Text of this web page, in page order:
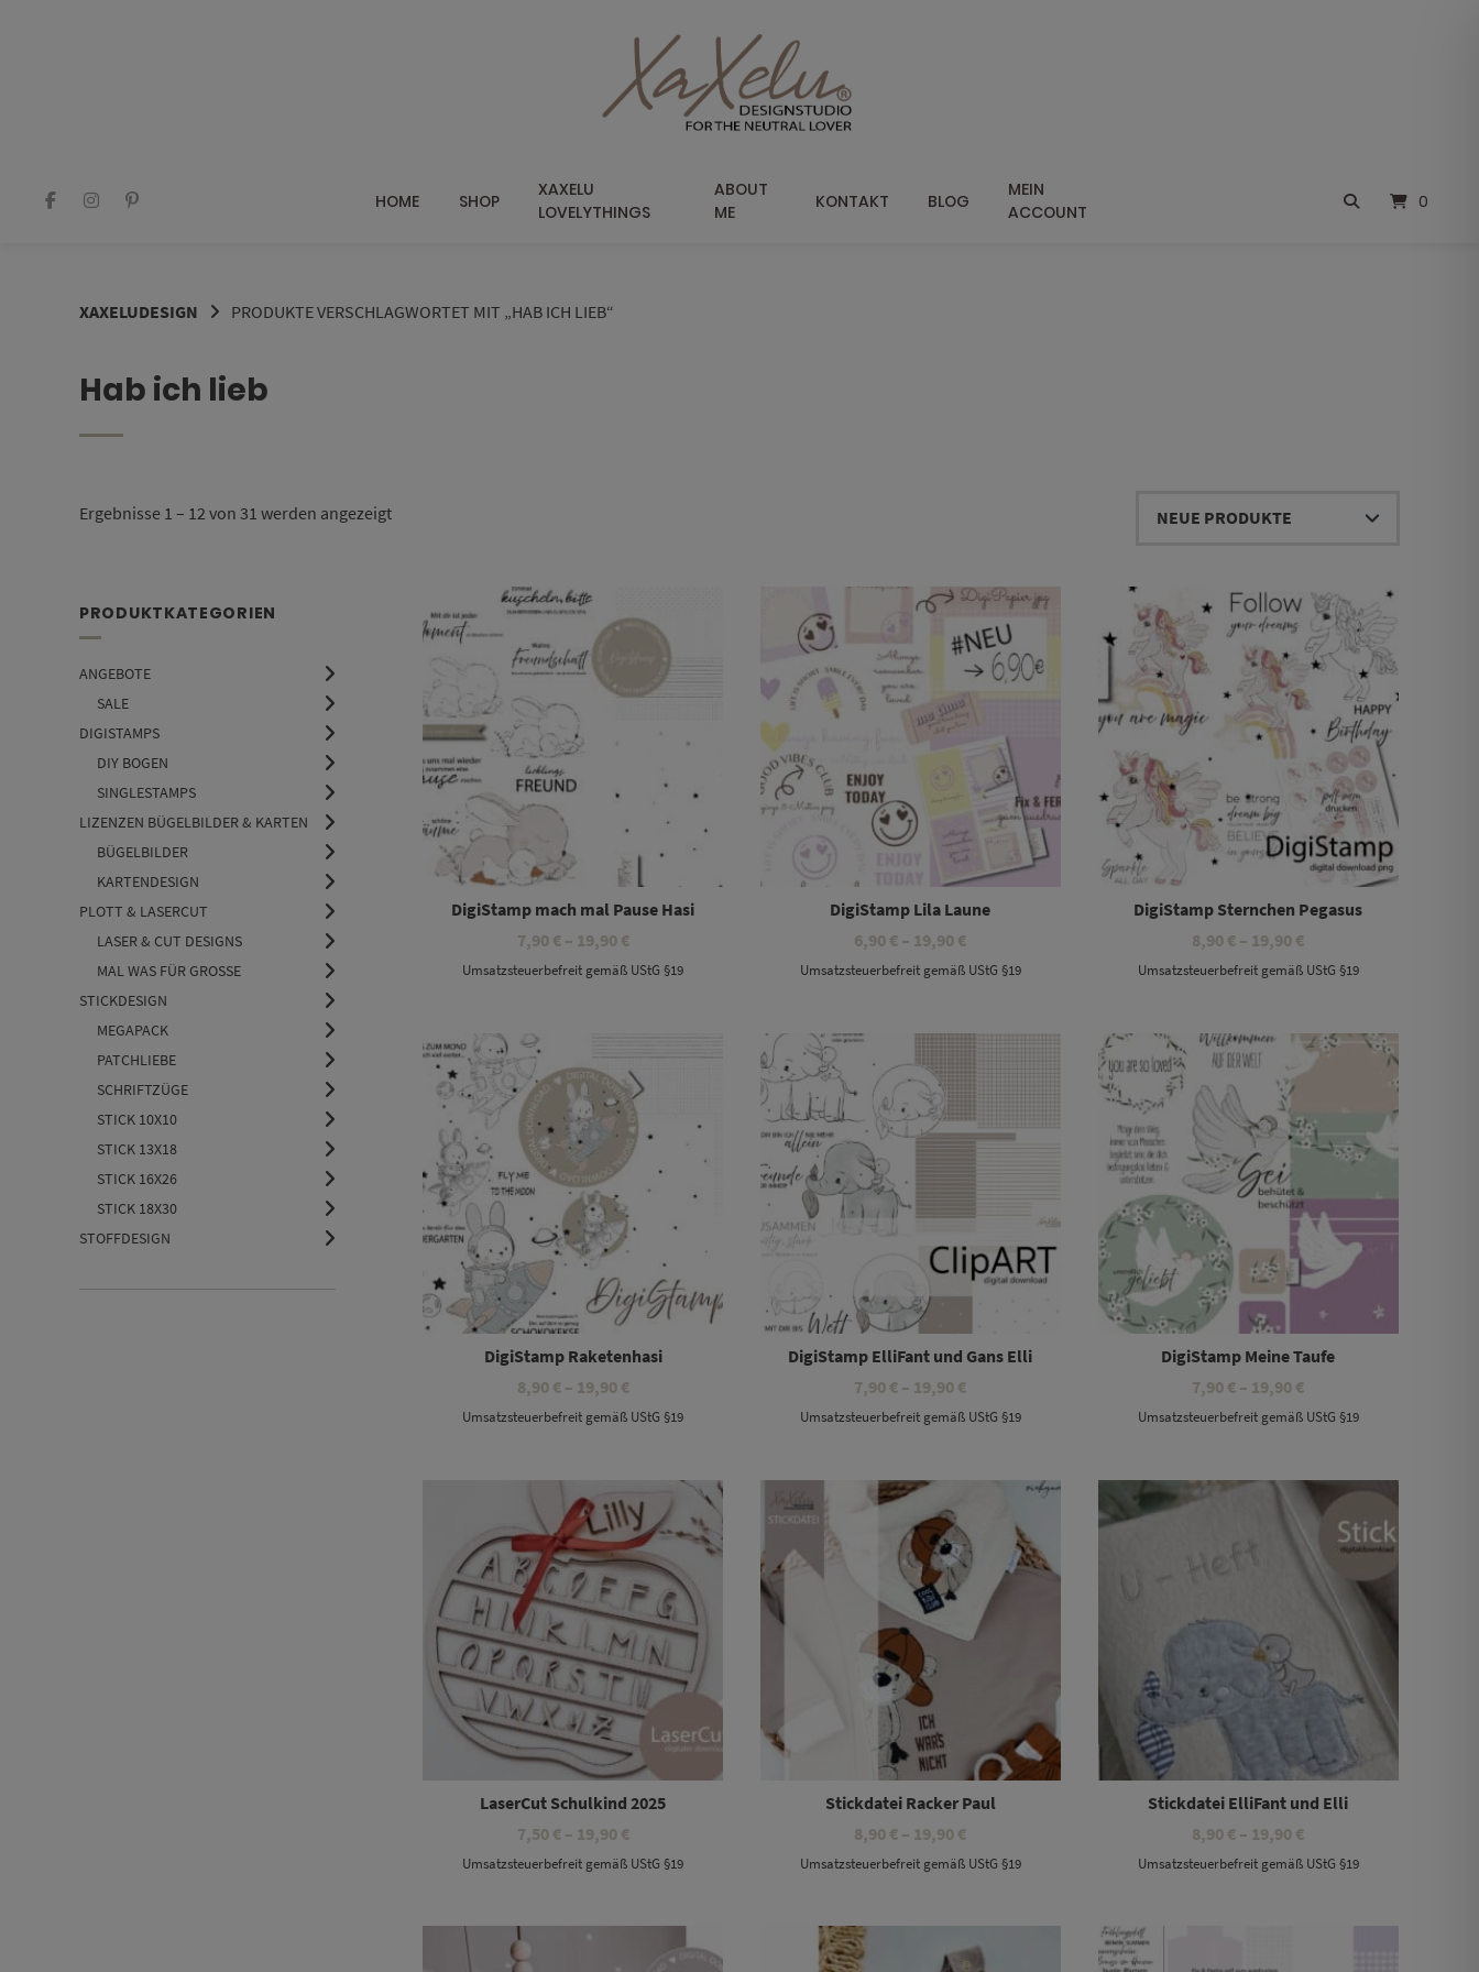
HOME SHOP
XAXELU
LOVELYTHINGS
ABOUT
ME
KONTAKT BLOG
MEIN
ACCOUNT
0
XAXELUDESIGN PRODUKTE VERSCHLAGWORTET MIT „HAB ICH LIEB“
Hab ich lieb
Ergebnisse 1 – 12 von 31 werden angezeigtNach
Dieses Produkt weist mehrere Varianten auf. Die Optionen können auf der Produktseite gewählt werden
DigiStamp mach mal Pause Hasi
7,90 € – 19,90 €Preisspanne:
bis
Umsatzsteuerbefreit gemäß UStG §19
Dieses Produkt weist mehrere Varianten auf. Die Optionen können auf der Produktseite gewählt werden
DigiStamp Lila Laune
6,90 € – 19,90 €Preisspanne:
bis
Umsatzsteuerbefreit gemäß UStG §19
DigiStamp Sternchen Pegasus
8,90 € – 19,90 €Preisspanne:
bis
Umsatzsteuerbefreit gemäß UStG §19
DigiStamp Raketenhasi
8,90 € – 19,90 €Preisspanne:
bis
Umsatzsteuerbefreit gemäß UStG §19
Dieses Produkt weist mehrere Varianten auf. Die Optionen können auf der Produktseite gewählt werden
DigiStamp ElliFant und Gans Elli
7,90 € – 19,90 €Preisspanne:
bis
Umsatzsteuerbefreit gemäß UStG §19
Dieses Produkt weist mehrere Varianten auf. Die Optionen können auf der Produktseite gewählt werden
DigiStamp Meine Taufe
7,90 € – 19,90 €Preisspanne:
bis
Umsatzsteuerbefreit gemäß UStG §19
LaserCut Schulkind 2025
7,50 € – 19,90 €Preisspanne:
bis
Umsatzsteuerbefreit gemäß UStG §19
Dieses Produkt weist mehrere Varianten auf. Die Optionen können auf der Produktseite gewählt werden
Stickdatei Racker Paul
8,90 € – 19,90 €Preisspanne:
bis
Umsatzsteuerbefreit gemäß UStG §19
Dieses Produkt weist mehrere Varianten auf. Die Optionen können auf der Produktseite gewählt werden
Stickdatei ElliFant und Elli
8,90 € – 19,90 €Preisspanne:
bis
Umsatzsteuerbefreit gemäß UStG §19
Dieses Produkt weist mehrere Varianten auf. Die Optionen können auf der Produktseite gewählt werden Dieses Produkt weist mehrere Varianten auf. Die Optionen können auf der Produktseite gewählt werden
PRODUKTKATEGORIEN
ANGEBOTE
SALE
DIGISTAMPS
DIY BOGEN
SINGLESTAMPS
LIZENZEN BÜGELBILDER & KARTEN
BÜGELBILDER
KARTENDESIGN
PLOTT & LASERCUT
LASER & CUT DESIGNS
MAL WAS FÜR GROSSE
STICKDESIGN
MEGAPACK
PATCHLIEBE
SCHRIFTZÜGE
STICK 10X10
STICK 13X18
STICK 16X26
STICK 18X30
STOFFDESIGN